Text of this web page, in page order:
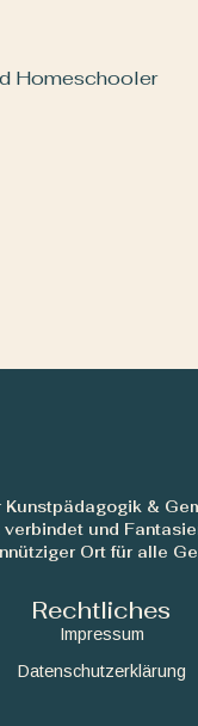
Homeschooler
&
verbindet und
Ort für alle
Rechtliches
Impressum
Datenschutzerklärung